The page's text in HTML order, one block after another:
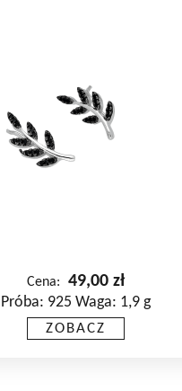
Cena: 49,00 zł
Próba: 925 Waga: 1,9 g
ZOBACZ